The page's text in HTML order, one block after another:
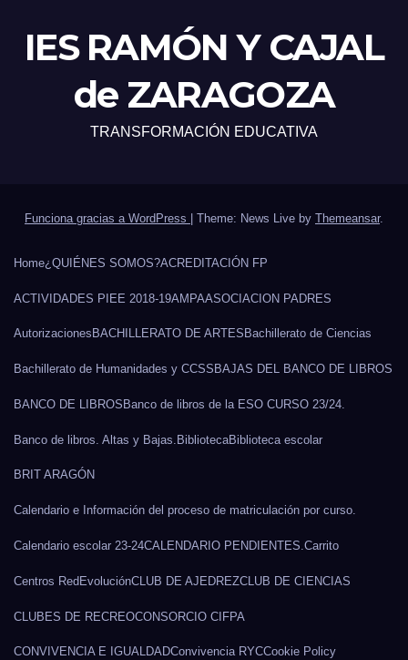
IES RAMÓN Y CAJAL
de ZARAGOZA
TRANSFORMACIÓN EDUCATIVA
Funciona gracias a WordPress Theme: News Live by Themeansar.
Home¿QUIÉNES SOMOS?ACREDITACIÓN FP
ACTIVIDADES PIEE 2018-19AMPAASOCIACION PADRES
Autorizaciones BACHILLERATO DE ARTES Bachillerato de Ciencias
Bachillerato de Humanidades y CCSS BAJAS DEL BANCO DE LIBROS
BANCO DE LIBROS Banco de libros de la ESO CURSO 23/24.
Banco de libros. Altas y Bajas. BibliotecaBiblioteca escolar
BRIT ARAGÓN
Calendario e Información del proceso de matriculación por curso.
Calendario escolar 23-24CALENDARIO PENDIENTES. Carrito
Centros RedEvoluciónCLUB DE AJEDREZCLUB DE CIENCIAS
CLUBES DE RECREOCONSORCIO CIFPA
CONVIVENCIA E IGUALDADConvivencia RYCCookie Policy